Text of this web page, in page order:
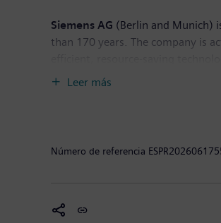
Siemens AG (Berlin and Munich)
than 170 years. The company is
solutions as well as automation,
Leer más
Número de referencia